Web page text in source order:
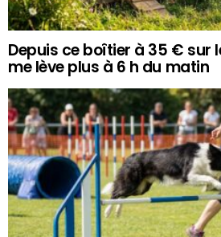
Depuis ce boîtier à 35 € sur
me lève plus à 6 h du matin